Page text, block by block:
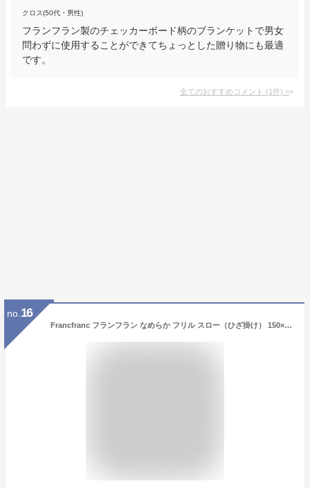
クロス(50代・男性)
フランフラン製のチェッカーボード柄のブランケットで男女
問わずに使用することができてちょっとした贈り物にも最適
です。
全てのおすすめコメント (1件) >
no. 16
Francfranc フランフラン なめらか フリル スロー（ひざ掛け） 150×80cm ピンク 2025年モデル かわいい ブランケット 新生活